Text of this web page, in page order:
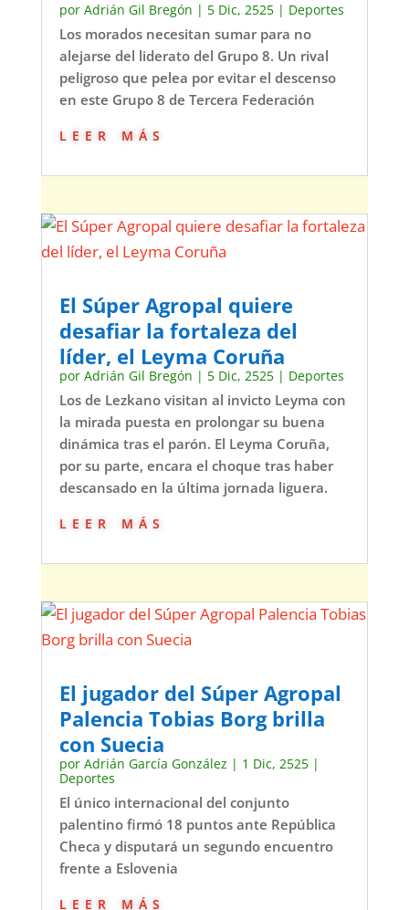
por Adrián Gil Bregón | 5 Dic, 2525| Deportes
Los morados necesitan sumar para no
alejarse del liderato del Grupo 8. Un rival
peligroso que pelea por evitar el descenso
en este Grupo 8 de Tercera Federación
leer más
El Súper Agropal quiere
desafiar la fortaleza del
líder, el Leyma Coruña
por Adrián Gil Bregón | 5 Dic, 2525| Deportes
Los de Lezkano visitan al invicto Leyma con
la mirada puesta en prolongar su buena
dinámica tras el parón. El Leyma Coruña,
por su parte, encara el choque tras haber
descansado en la última jornada liguera.
leer más
El jugador del Súper Agropal
Palencia Tobias Borg brilla
con Suecia
por Adrián García González | 1 Dic, 2525|
Deportes
El único internacional del conjunto
palentino firmó 18 puntos ante República
Checa y disputará un segundo encuentro
frente a Eslovenia
leer más